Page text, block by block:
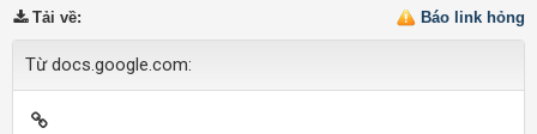
Báo link hỏng
Tải về:
Từ docs.google.com: